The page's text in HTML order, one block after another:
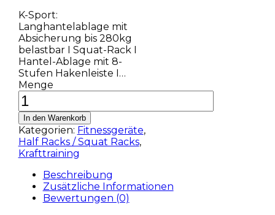
K-Sport:
Langhantelablage mit
Absicherung bis 280kg
belastbar I Squat-Rack I
Hantel-Ablage mit 8-
Stufen Hakenleiste I…
Menge
In den Warenkorb
Kategorien: Fitnessgeräte,
Half Racks / Squat Racks,
Krafttraining
Beschreibung
Zusätzliche Informationen
Bewertungen (0)